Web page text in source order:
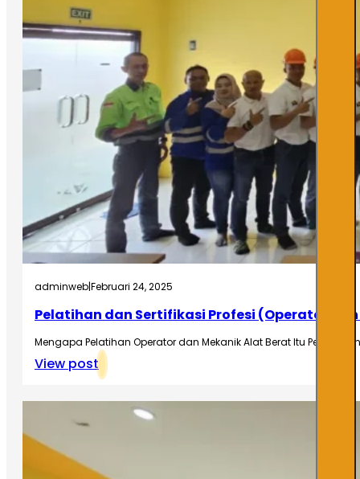
adminweb|Februari 24, 2025
Pelatihan dan Sertifikasi Profesi (Operator
Mengapa Pelatihan Operator dan Mekanik Alat Berat Itu
View post